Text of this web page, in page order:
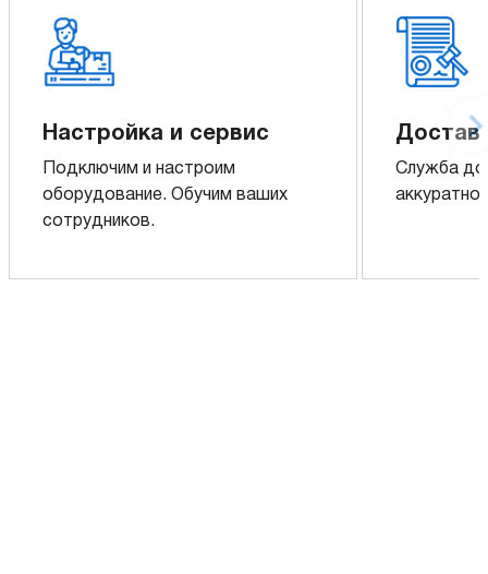
Настройка и сервис
Подключим и настроим
оборудование. Обучим ваших
сотрудников.
Служба
аккуратно